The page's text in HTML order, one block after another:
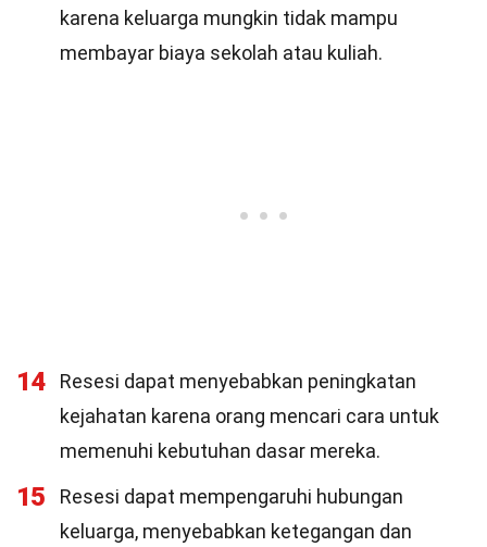
karena keluarga mungkin tidak mampu
membayar biaya sekolah atau kuliah.
14
Resesi dapat menyebabkan peningkatan
kejahatan karena orang mencari cara untuk
memenuhi kebutuhan dasar mereka.
15
Resesi dapat mempengaruhi hubungan
keluarga, menyebabkan ketegangan dan